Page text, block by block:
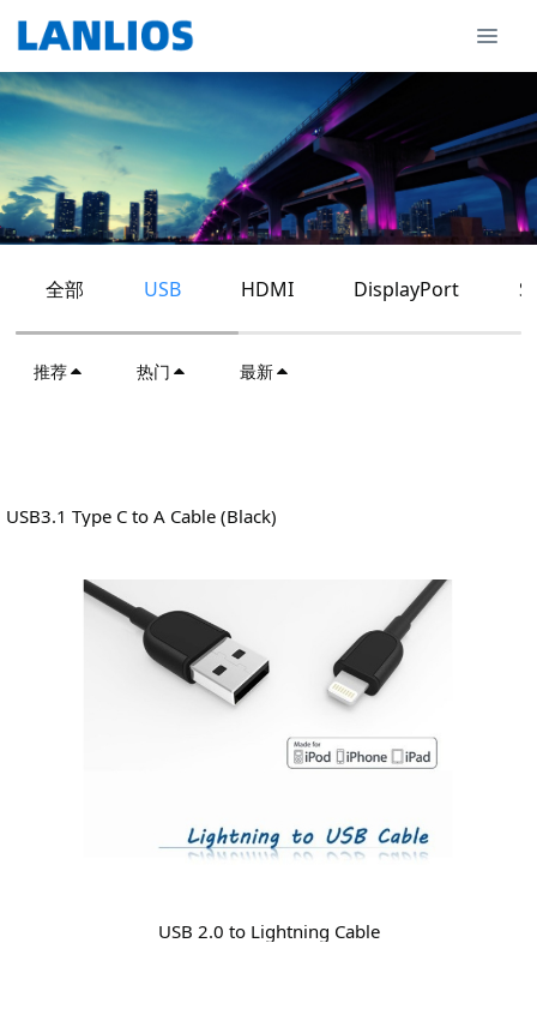
全部 USB HDMI DisplayPort
推荐 热门 最新
USB3.1 Type C to A Cable (Black)
USB 2.0 to Lightning Cable